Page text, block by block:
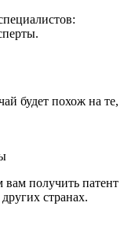
будет похож на те,
получить патент
странах.